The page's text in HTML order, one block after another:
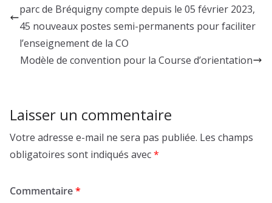
parc de Bréquigny compte depuis le 05 février 2023,
45 nouveaux postes semi-permanents pour faciliter
l’enseignement de la CO
Modèle de convention pour la Course d’orientation
Laisser un commentaire
Votre adresse e-mail ne sera pas publiée. Les champs
obligatoires sont indiqués avec*
Commentaire*